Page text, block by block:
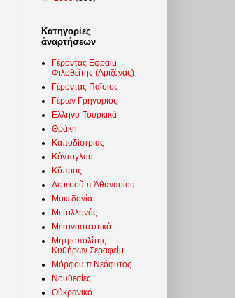
Κατηγορίες
ἀναρτήσεων
Γέροντας Εφραίμ
Φιλοθεΐτης (Αριζόνας)
Γέροντας Παΐσιος
Γέρων Γρηγόριος
Ελληνο-Τουρκικὰ
Θράκη
Καποδίστριας
Κόντογλου
Κῦπρος
Λεμεσοῦ π.Ἀθανασίου
Μακεδονία
Μεταλληνός
Μεταναστευτικό
Μητροπολίτης
Κυθήρων Σεραφείμ
Μόρφου π.Νεόφυτος
Νουθεσίες
Οὐκρανικό